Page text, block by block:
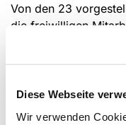
Diese Webseite
Wir verwenden
Von den 23
die freiwilligen
Besitzer*innen 16
werden kann.